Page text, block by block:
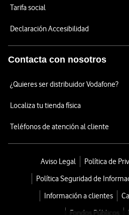
Tarifa social
Declaración Accesibilidad
Contacta con nosotros
¿Quieres ser distribuidor Vodafone?
Localiza tu tienda física
Teléfonos de atención al cliente
Aviso Legal
Política de
Política Seguridad de
Información a clientes
Fondos Públicos